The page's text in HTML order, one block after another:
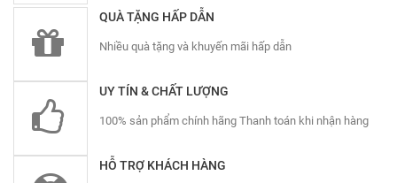
QUÀ TẶNG HẤP DẪN
Nhiều quà tặng và khuyến mãi hấp dẫn
UY TÍN & CHẤT LƯỢNG
100% sản phẩm chính hãng Thanh toán khi nhận hàng
HỖ TRỢ KHÁCH HÀNG